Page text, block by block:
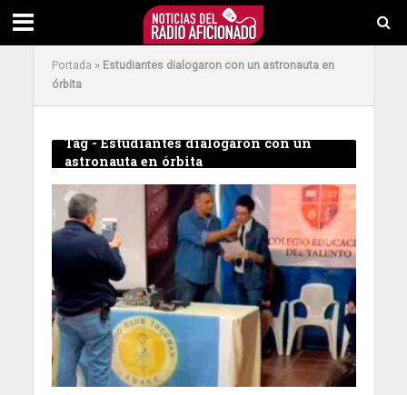
Portada » Estudiantes dialogaron con un astronauta en
órbita
Tag - Estudiantes dialogaron con un
astronauta en órbita